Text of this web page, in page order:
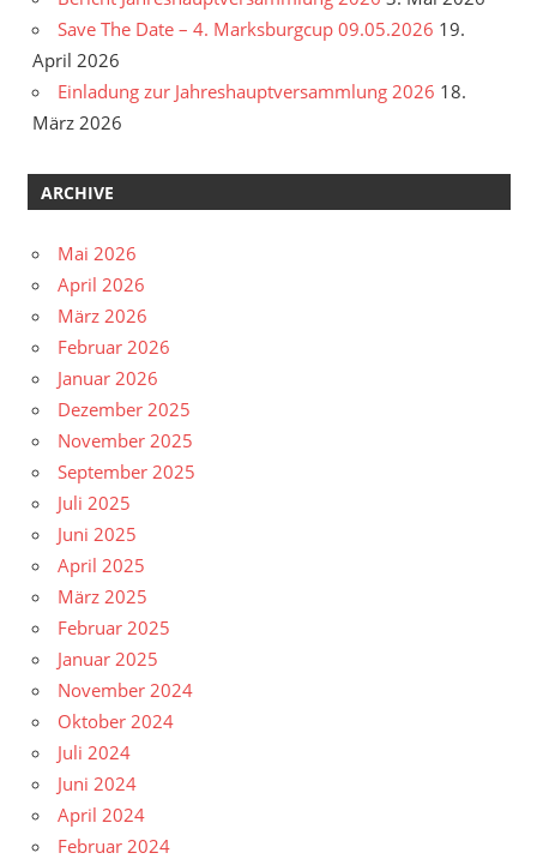
Save The Date – 4. Marksburgcup 09.05.2026 19.
April 2026
Einladung zur Jahreshauptversammlung 2026 18.
März 2026
ARCHIVE
Mai 2026
April 2026
März 2026
Februar 2026
Januar 2026
Dezember 2025
November 2025
September 2025
Juli 2025
Juni 2025
April 2025
März 2025
Februar 2025
Januar 2025
November 2024
Oktober 2024
Juli 2024
Juni 2024
April 2024
Februar 2024